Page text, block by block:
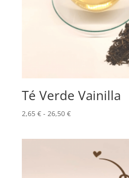
Té Verde Vainilla
2,65 € - 26,50 €Rango